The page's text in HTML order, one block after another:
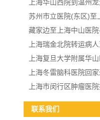
上海华山西院到温州
苏州市立医院(东区)至
藏家边至上海中山医
上海瑞金北院转运病
上海复旦大学附属华
上海冬雷脑科医院回
上海市闵行区肿瘤医
联系我们